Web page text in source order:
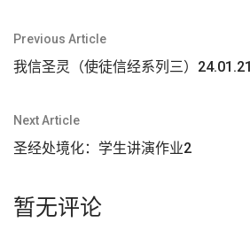
文
章
航
Previous Article
我信圣灵（使徒信经系列三）24.01.21
Next Article
圣经处境化：学生讲演作业2
暂无评论